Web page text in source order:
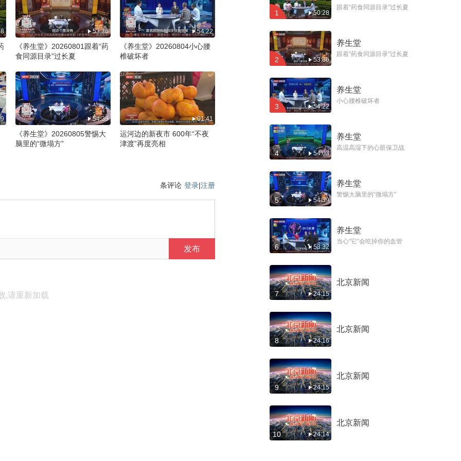
04-18期
警惕会失明的干眼症
04-17期
全国肿瘤防治宣传周
特别节目 小心会癌变
04-16期
全国肿瘤防治宣传周
特别节目 小心“会遗
传”的癌症
04-15期
肿瘤
04-14期
04-13期
04-12期
04-09期
小心会跟着心脏“跳
04-08期
听声识肿瘤
53:36
《养生堂》20260801跟着“药
食同源目录”过长夏
54:22
《养生堂》20260804小心腰
椎破坏者
54:39
《养生堂》20260805警惕大
脑里的“微塌方”
01:41
运河边的新夜市 600年“不夜
津渡”再度亮相
条评论 登录|注册
发布
,请重新加载
1 50:28
跟着“药食同源目录”过长夏
2 53:36
养生堂
跟着“药食同源目录”过长夏
3 54:22
养生堂
小心腰椎破坏者
4 54:03
养生堂
高温高湿下的心脏保卫战
5 54:39
养生堂
警惕大脑里的“微塌方”
6 53:32
养生堂
当心“它”会吃掉你的血管
7 24:15
北京新闻
8 24:16
北京新闻
9 24:15
北京新闻
10 24:14
北京新闻